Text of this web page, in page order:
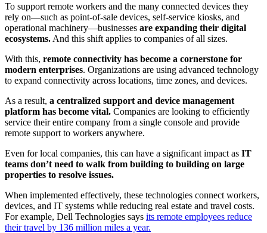
To support remote workers and the many connected devices they
rely on—such as point-of-sale devices, self-service kiosks, and
operational machinery—businesses are expanding their digital
ecosystems. And this shift applies to companies of all sizes.
With this, remote connectivity has become a cornerstone for
modern enterprises. Organizations are using advanced technology
to expand connectivity across locations, time zones, and devices.
As a result, a centralized support and device management
platform has become vital. Companies are looking to efficiently
service their entire company from a single console and provide
remote support to workers anywhere.
Even for local companies, this can have a significant impact as IT
teams don’t need to walk from building to building on large
properties to resolve issues.
When implemented effectively, these technologies connect workers,
devices, and IT systems while reducing real estate and travel costs.
For example, Dell Technologies says its remote employees reduce
their travel by 136 million miles a year.